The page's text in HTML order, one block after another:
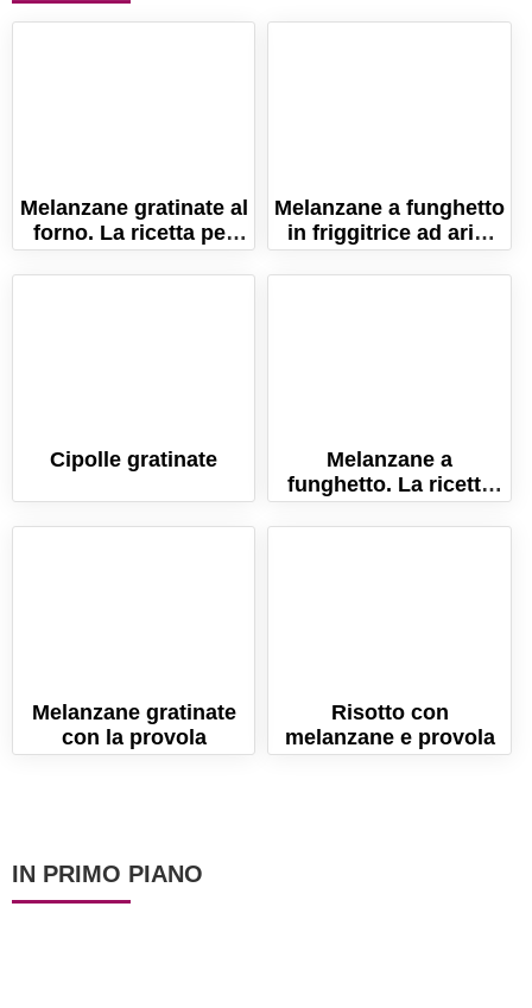
Melanzane gratinate al
forno. La ricetta per
farle semplici e
sfiziose!
Melanzane a funghetto
in friggitrice ad aria.
La ricetta leggera e
gustosa!
Cipolle gratinate
Melanzane a
funghetto. La ricetta
della tradizione
napoletana!
Melanzane gratinate
con la provola
Risotto con
melanzane e provola
IN PRIMO PIANO